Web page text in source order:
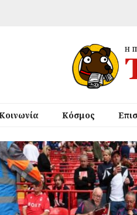
Κόσμος